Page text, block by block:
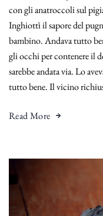
con gli anatroccoli sul
Inghiottì il sapore del
bambino. Andava tutto
gli occhi per contenere il
sarebbe andata via. Lo
tutto bene. Il vicino
Read More